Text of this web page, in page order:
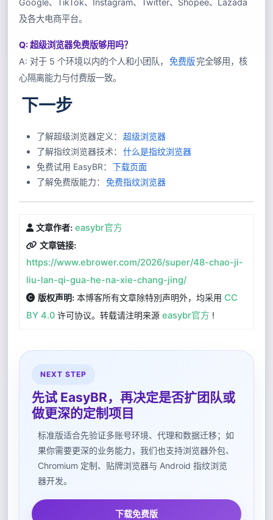
及各大电商平台。
Q: 超级浏览器免费版够用吗？
A: 对于 5 个环境以内的个人和小团队，
免费版完全够用，核
心隔离能力与付费版一致。
下一步
了解超级浏览器定义：
超级浏览器
了解指纹浏览器技术：
什么是指纹浏览器
免费试用 EasyBR：
下载页面
了解免费版能力：
免费指纹浏览器
文章作者: easybr官方
文章链接:
https://www.ebrower.com/2026/super/48-chao-ji-
liu-lan-qi-gua-he-na-xie-chang-jing/
版权声明: 本博客所有文章除特別声明外，均采用CC
BY 4.0 许可协议。转载请注明来源easybr官方 !
NEXT STEP
先试 EasyBR，再决定是否扩团队或
做更深的定制项目
标准版适合先验证多账号环境、代理和数据迁移；如
果你需要更深的业务能力，我们也支持浏览器外包、
Chromium 定制、贴牌浏览器与 Android 指纹浏览
器开发。
下载免费版